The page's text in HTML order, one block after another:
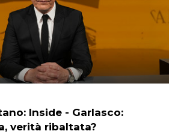
Inside - Garlasco:
verità ribaltata?